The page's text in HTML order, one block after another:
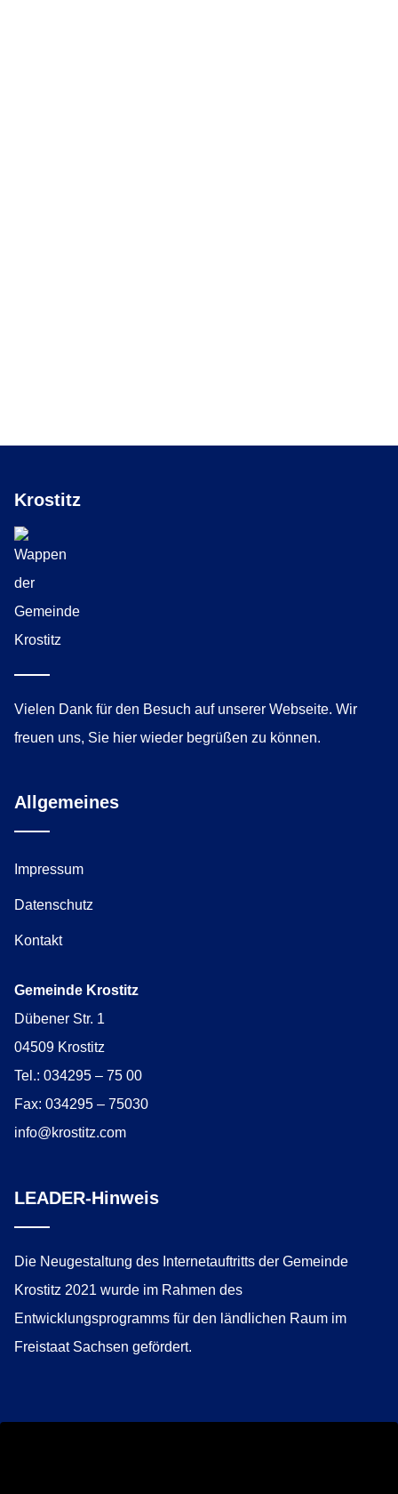
Krostitz
Vielen Dank für den Besuch auf unserer Webseite. Wir
freuen uns, Sie hier wieder begrüßen zu können.
Allgemeines
Impressum
Datenschutz
Kontakt
Gemeinde Krostitz
Dübener Str. 1
04509 Krostitz
Tel.: 034295 – 75 00
Fax: 034295 – 75030
info@krostitz.com
LEADER-Hinweis
Die Neugestaltung des Internetauftritts der Gemeinde
Krostitz 2021 wurde im Rahmen des
Entwicklungsprogramms für den ländlichen Raum im
Freistaat Sachsen gefördert.